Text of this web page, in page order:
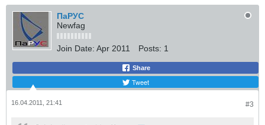
ПаРУС
Newfag
Join Date: Apr 2011 Posts: 1
Share
Tweet
#3
16.04.2011, 21:41